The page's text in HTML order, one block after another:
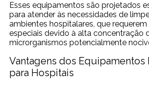
Esses equipamentos são projetados
para atender às necessidades de
ambientes hospitalares, que
especiais devido à alta concentração
microrganismos potencialmente
Vantagens dos Equipamentos
para Hospitais